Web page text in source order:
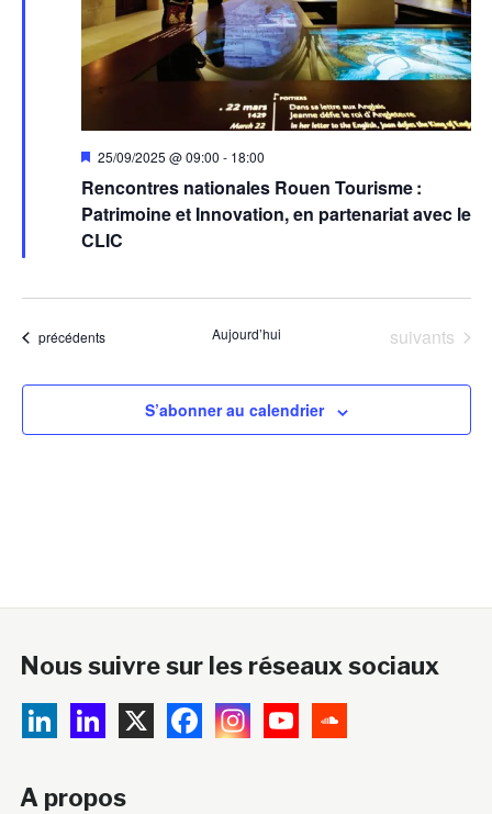
Rencontres nationales Rouen Tourisme :
Patrimoine et Innovation, en partenariat avec le
CLIC
Mis
avant
25/09/2025 @ 09:00 - 18:00
Évènements
précédents Aujourd’hui Évènements
suivants
S’abonner au calendrier
Nous suivre sur les réseaux sociaux
A propos